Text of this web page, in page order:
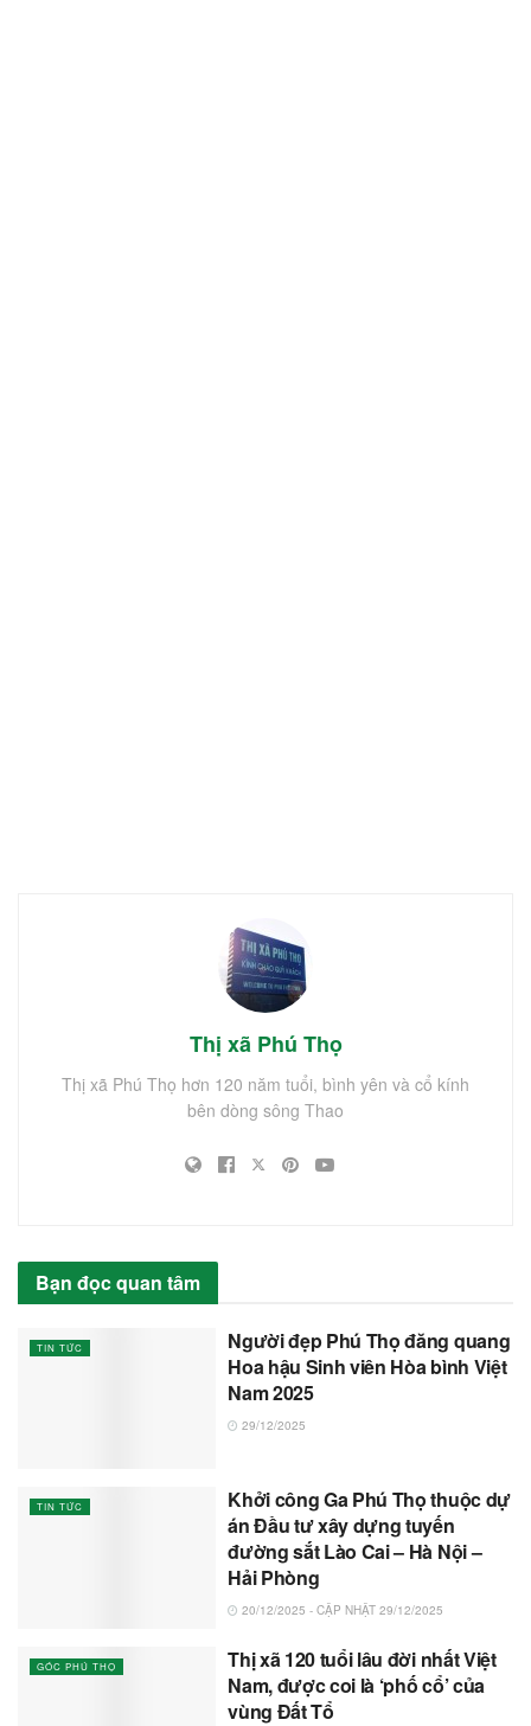
Thị xã Phú Thọ
Thị xã Phú Thọ hơn 120 năm tuổi, bình yên và cổ kính
bên dòng sông Thao
Bạn đọc quan tâm
TIN TỨC
Người đẹp Phú Thọ đăng quang
Hoa hậu Sinh viên Hòa bình Việt
Nam 2025
29/12/2025
TIN TỨC
Khởi công Ga Phú Thọ thuộc dự
án Đầu tư xây dựng tuyến
đường sắt Lào Cai – Hà Nội –
Hải Phòng
20/12/2025 - CẬP NHẬT 29/12/2025
GÓC PHÚ THỌ
Thị xã 120 tuổi lâu đời nhất Việt
Nam, được coi là ‘phố cổ’ của
vùng Đất Tổ